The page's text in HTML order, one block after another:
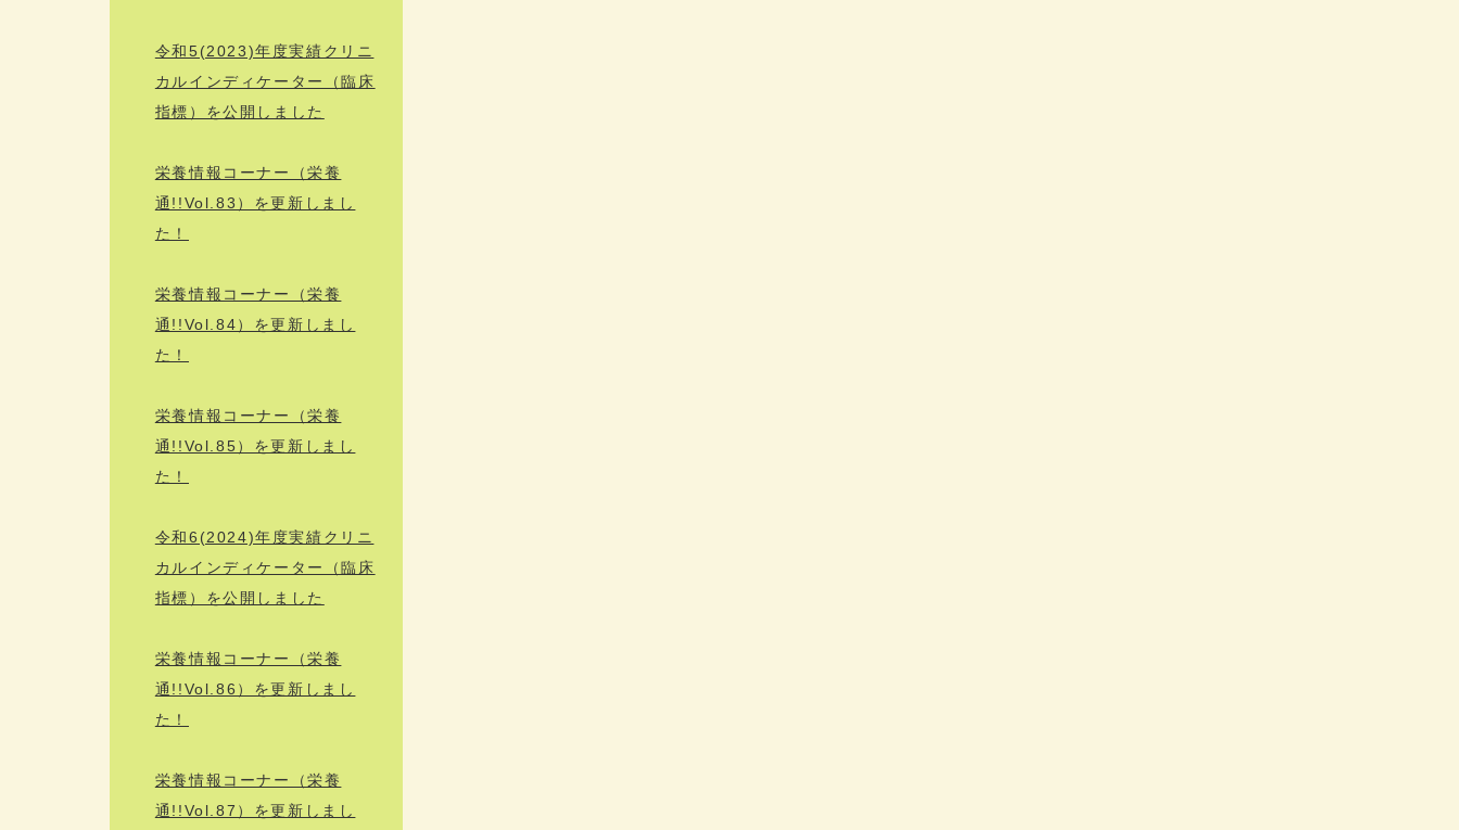
令和5(2023)年度実績クリニ
カルインディケーター（臨床
指標）を公開しました
栄養情報コーナー（栄養
通!!Vol.83）を更新しまし
た！
栄養情報コーナー（栄養
通!!Vol.84）を更新しまし
た！
栄養情報コーナー（栄養
通!!Vol.85）を更新しまし
た！
令和6(2024)年度実績クリニ
カルインディケーター（臨床
指標）を公開しました
栄養情報コーナー（栄養
通!!Vol.86）を更新しまし
た！
栄養情報コーナー（栄養
通!!Vol.87）を更新しまし